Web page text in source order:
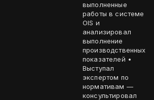
выполненные
работы в системе
OIS и
анализировал
выполнение
производственных
показателей •
Выступал
экспертом по
нормативам —
консультировал